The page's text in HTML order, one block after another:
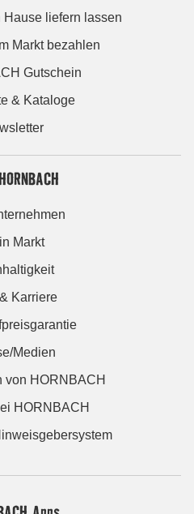
Hause liefern lassen
Markt bezahlen
Gutschein
& Kataloge
Markt
Karriere
Medien
von HORNBACH
HORNBACH